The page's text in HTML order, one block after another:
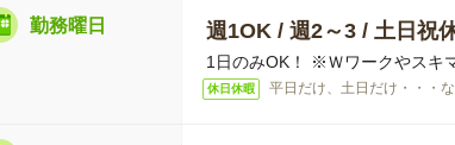
勤務曜日 週1OK / 週2～3 / 土日祝
1日のみOK！ ※Ｗワークやスキ
休日休暇 平日だけ、土日だけ・・・